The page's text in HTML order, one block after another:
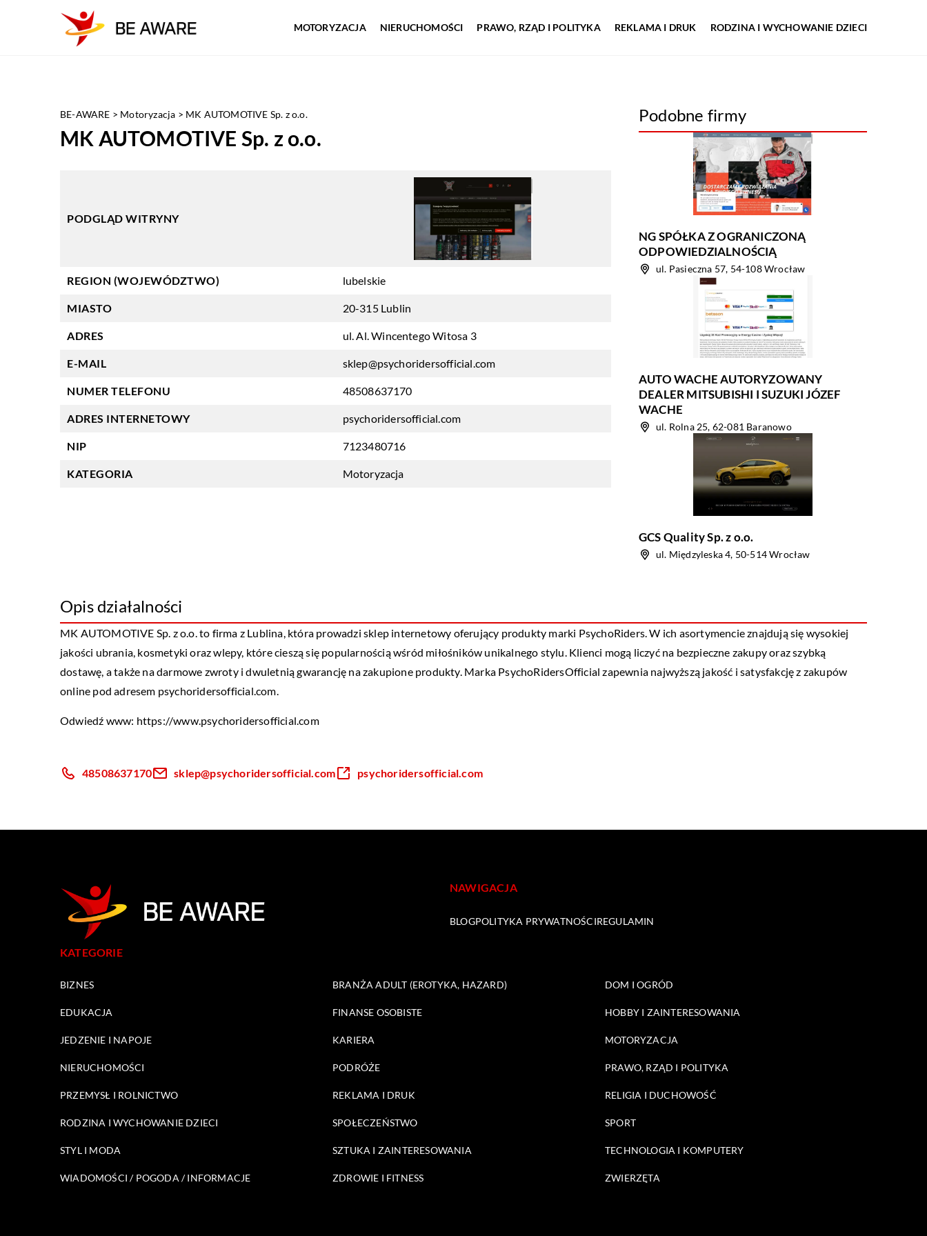
MOTORYZACJA NIERUCHOMOŚCI PRAWO, RZĄD I POLITYKA REKLAMA I DRUK RODZINA I WYCHOWANIE DZIECI
BE-AWARE > Motoryzacja > MK AUTOMOTIVE Sp. z o.o.
MK AUTOMOTIVE Sp. z o.o.
PODGLĄD WITRYNY
REGION (WOJEWÓDZTWO) lubelskie
MIASTO 20-315 Lublin
ADRES ul. Al. Wincentego Witosa 3
E-MAIL sklep@psychoridersofficial.com
NUMER TELEFONU 48508637170
ADRES INTERNETOWY psychoridersofficial.com
NIP 7123480716
KATEGORIA Motoryzacja
Podobne firmy
NG SPÓŁKA Z OGRANICZONĄ
ODPOWIEDZIALNOŚCIĄ
ul. Pasieczna 57, 54-108 Wrocław
AUTO WACHE AUTORYZOWANY
DEALER MITSUBISHI I SUZUKI JÓZEF
WACHE
ul. Rolna 25, 62-081 Baranowo
GCS Quality Sp. z o.o.
ul. Międzyleska 4, 50-514 Wrocław
Opis działalności
MK AUTOMOTIVE Sp. z o.o. to firma z Lublina, która prowadzi sklep internetowy oferujący produkty marki PsychoRiders. W ich asortymencie znajdują się wysokiej
jakości ubrania, kosmetyki oraz wlepy, które cieszą się popularnością wśród miłośników unikalnego stylu. Klienci mogą liczyć na bezpieczne zakupy oraz szybką
dostawę, a także na darmowe zwroty i dwuletnią gwarancję na zakupione produkty. Marka PsychoRidersOfficial zapewnia najwyższą jakość i satysfakcję z zakupów
online pod adresem psychoridersofficial.com.
Odwiedź www: https://www.psychoridersofficial.com
48508637170 sklep@psychoridersofficial.com psychoridersofficial.com
NAWIGACJA
BLOGPOLITYKA PRYWATNOŚCIREGULAMIN
KATEGORIE
BIZNES BRANŻA ADULT (EROTYKA, HAZARD) DOM I OGRÓD
EDUKACJA FINANSE OSOBISTE HOBBY I ZAINTERESOWANIA
JEDZENIE I NAPOJE KARIERA MOTORYZACJA
NIERUCHOMOŚCI PODRÓŻE PRAWO, RZĄD I POLITYKA
PRZEMYSŁ I ROLNICTWO REKLAMA I DRUK RELIGIA I DUCHOWOŚĆ
RODZINA I WYCHOWANIE DZIECI SPOŁECZEŃSTWO SPORT
STYL I MODA SZTUKA I ZAINTERESOWANIA TECHNOLOGIA I KOMPUTERY
WIADOMOŚCI / POGODA / INFORMACJE ZDROWIE I FITNESS ZWIERZĘTA